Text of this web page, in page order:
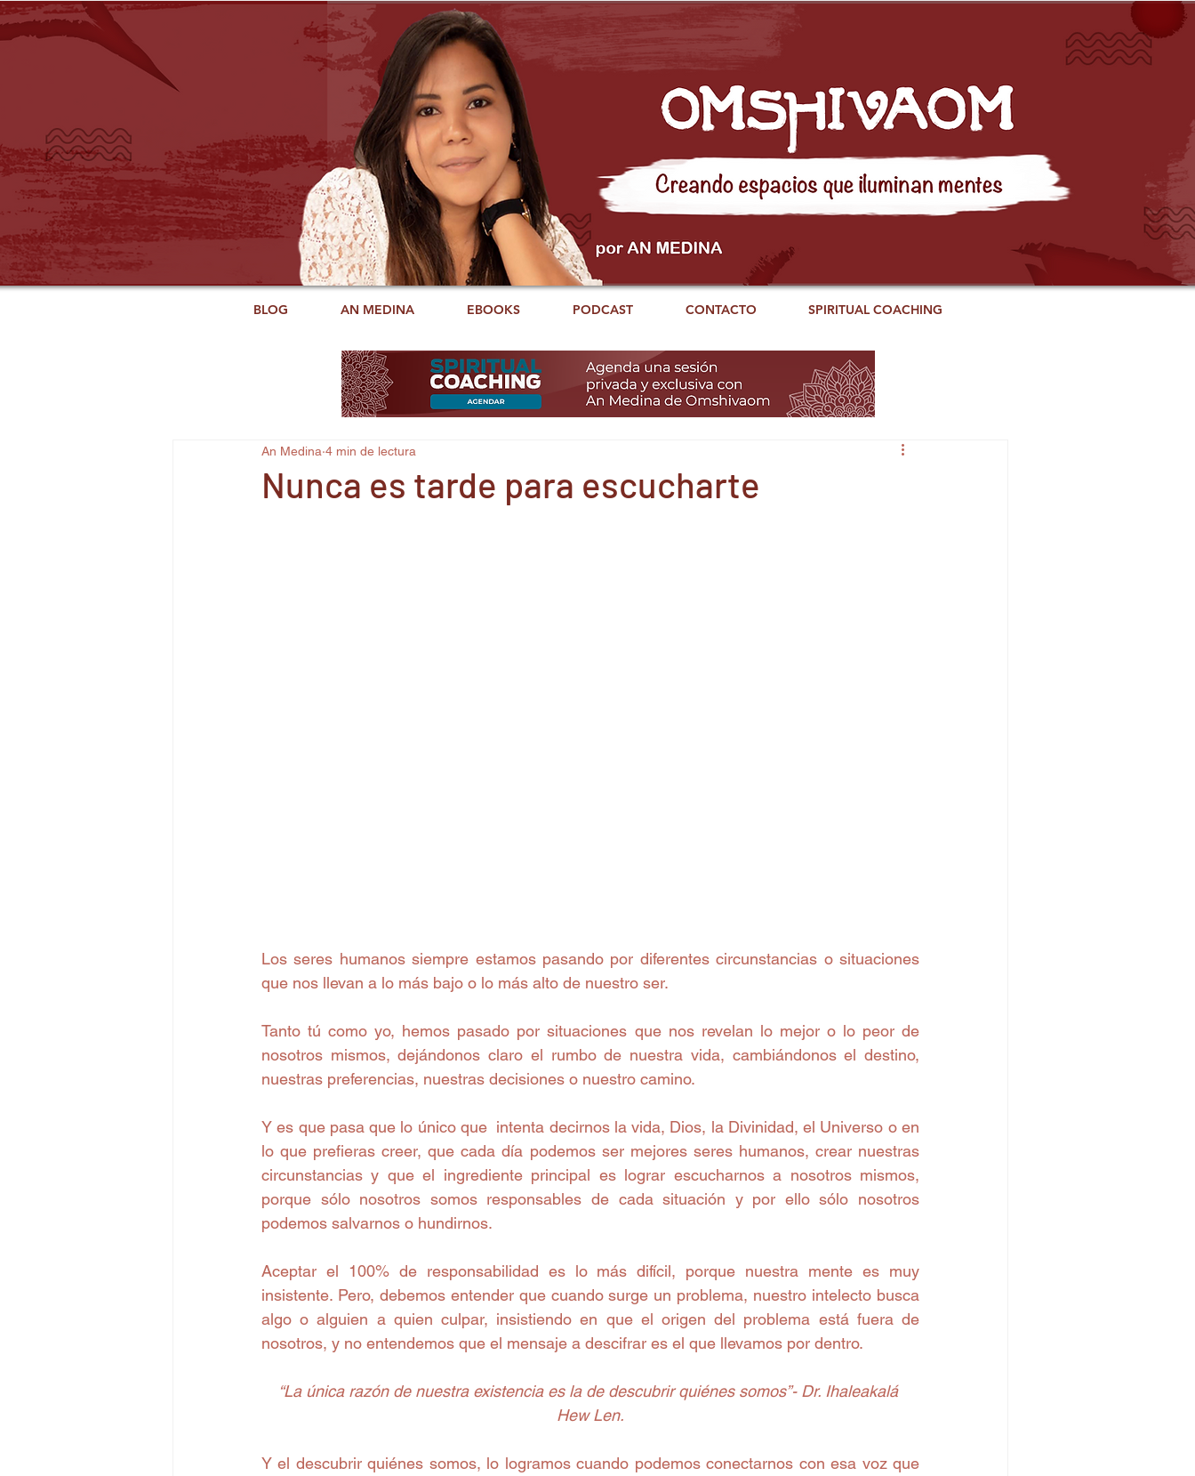
BLOG AN MEDINA EBOOKS PODCAST CONTACTO SPIRITUAL COACHING
Nunca es tarde para escucharte
An Medina 4 min de lectura
Los seres humanos siempre estamos pasando por diferentes circunstancias o situaciones
que nos llevan a lo más bajo o lo más alto de nuestro ser.
Tanto tú como yo, hemos pasado por situaciones que nos revelan lo mejor o lo peor de
nosotros mismos, dejándonos claro el rumbo de nuestra vida, cambiándonos el destino,
nuestras preferencias, nuestras decisiones o nuestro camino.
Y es que pasa que lo único que  intenta decirnos la vida, Dios, la Divinidad, el Universo o en
lo que prefieras creer, que cada día podemos ser mejores seres humanos, crear nuestras
circunstancias y que el ingrediente principal es lograr escucharnos a nosotros mismos,
porque sólo nosotros somos responsables de cada situación y por ello sólo nosotros
podemos salvarnos o hundirnos.
Aceptar el 100% de responsabilidad es lo más difícil, porque nuestra mente es muy
insistente. Pero, debemos entender que cuando surge un problema, nuestro intelecto busca
algo o alguien a quien culpar, insistiendo en que el origen del problema está fuera de
nosotros, y no entendemos que el mensaje a descifrar es el que llevamos por dentro.
“La única razón de nuestra existencia es la de descubrir quiénes somos”- Dr. Ihaleakalá
Hew Len.
Y el descubrir quiénes somos, lo logramos cuando podemos conectarnos con esa voz que